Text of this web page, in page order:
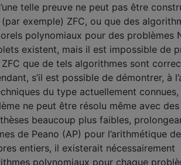
telle preuve ne peut pas être
(par exemple) ZFC, ou que des
polynomiaux pour des problèmes
existent, mais il est impossible de
ZFC que de tels algorithmes sont
s’il est possible de démontrer, à
du type actuellement
ne peut être résolu même avec des
beaucoup plus faibles,
de Peano (AP) pour l’arithmétique
entiers, il existerait nécessairement
polynomiaux pour chaque